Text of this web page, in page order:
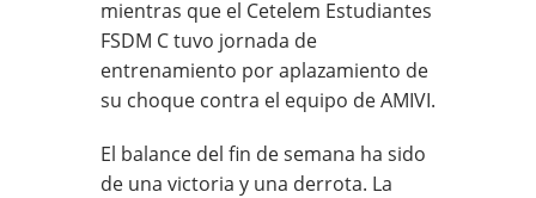
mientras que el Cetelem Estudiantes
FSDM C tuvo jornada de
entrenamiento por aplazamiento de
su choque contra el equipo de AMIVI.
El balance del fin de semana ha sido
de una victoria y una derrota. La